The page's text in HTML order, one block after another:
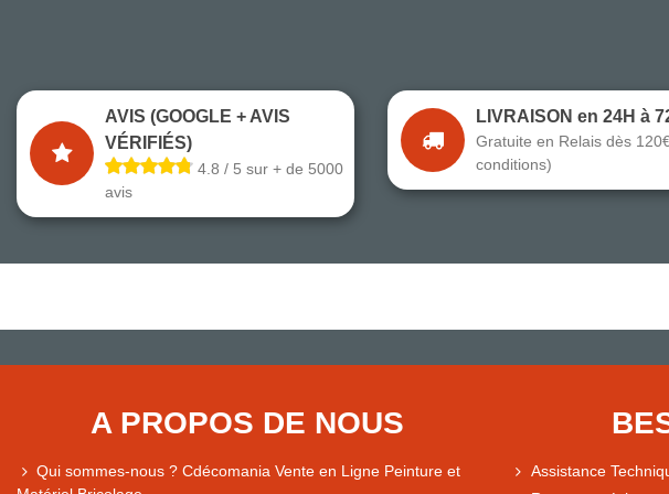
AVIS (GOOGLE + AVIS
VÉRIFIÉS)
4.8 / 5 sur + de 5000
avis
LIVRAISON en 24H à
Gratuite en Relais dès
conditions)
A PROPOS DE NOUS
Qui sommes-nous ? Cdécomania Vente en Ligne Peinture et
Assistance